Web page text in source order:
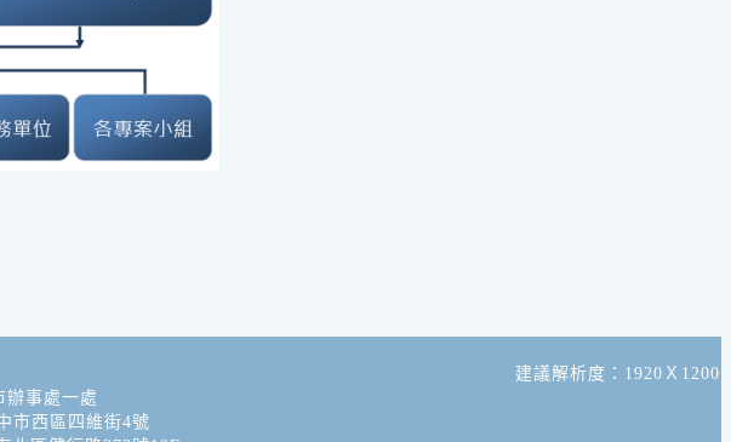
建議解析度：1920Ｘ1200
辦事處一處
市西區四維街4號